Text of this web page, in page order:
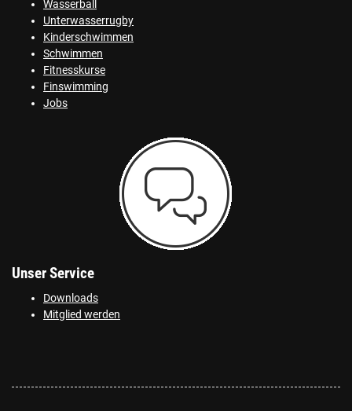
Wasserball
Unterwasserrugby
Kinderschwimmen
Schwimmen
Fitnesskurse
Finswimming
Jobs
Unser Service
Downloads
Mitglied werden